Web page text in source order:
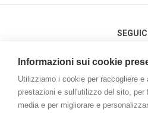
SEGUICI
METODI DI
Informazioni sui cookie
Utilizziamo i cookie per raccogliere
prestazioni e sull'utilizzo del sito, per
media e per migliorare e